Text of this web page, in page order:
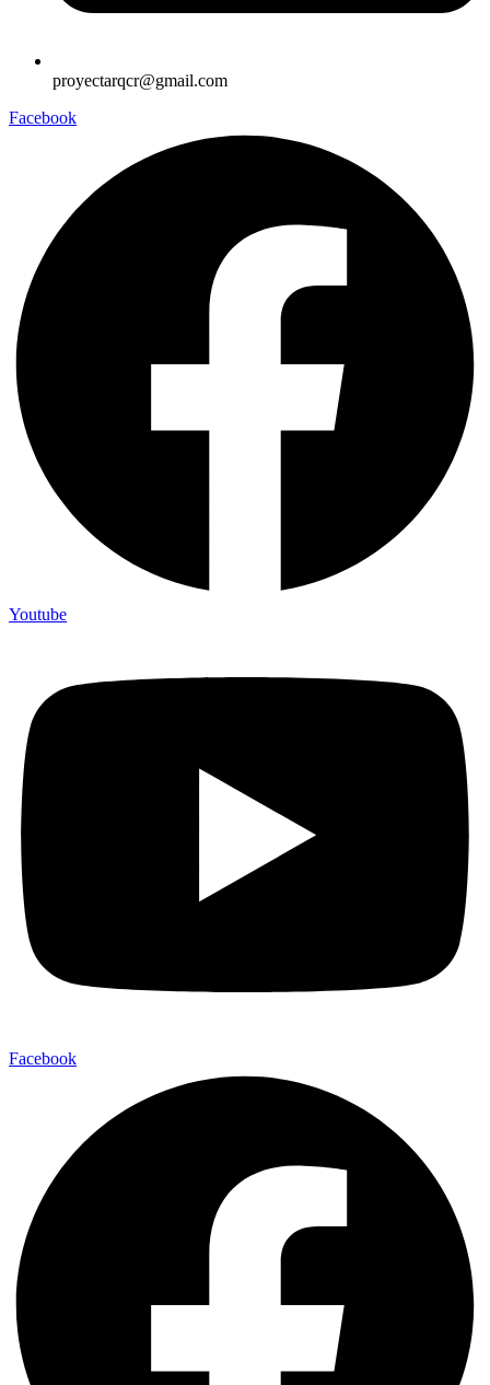
proyectarqcr@gmail.com
Facebook
Youtube
Facebook